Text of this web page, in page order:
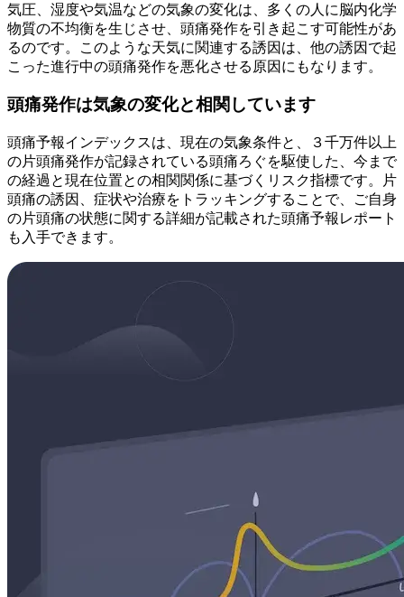
気圧、湿度や気温などの気象の変化は、多くの人に脳内化学
物質の不均衡を生じさせ、頭痛発作を引き起こす可能性があ
るのです。このような天気に関連する誘因は、他の誘因で起
こった進行中の頭痛発作を悪化させる原因にもなります。
頭痛発作は気象の変化と相関しています
頭痛予報インデックスは、現在の気象条件と、３千万件以上
の片頭痛発作が記録されている頭痛ろぐを駆使した、今まで
の経過と現在位置との相関関係に基づくリスク指標です。片
頭痛の誘因、症状や治療をトラッキングすることで、ご自身
の片頭痛の状態に関する詳細が記載された頭痛予報レポート
も入手できます。